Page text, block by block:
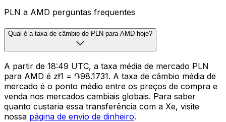
PLN a AMD perguntas frequentes
Qual é a taxa de câmbio de PLN para AMD hoje?
A partir de 18:49 UTC, a taxa média de mercado PLN
para AMD é zł1 = ֏98.1731. A taxa de câmbio média de
mercado é o ponto médio entre os preços de compra e
venda nos mercados cambiais globais. Para saber
quanto custaria essa transferência com a Xe, visite
nossa página de envio de dinheiro.